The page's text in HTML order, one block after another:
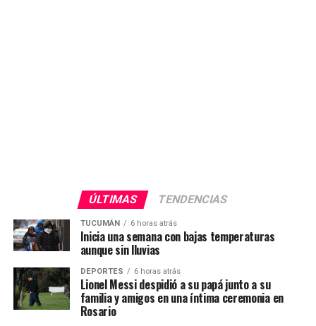
ÚLTIMAS TENDENCIAS
TUCUMÁN 6 horas atrás
Inicia una semana con bajas temperaturas
aunque sin lluvias
DEPORTES 6 horas atrás
Lionel Messi despidió a su papá junto a su
familia y amigos en una íntima ceremonia en
Rosario